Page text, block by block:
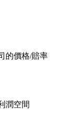
的價格/賠率
潤空間